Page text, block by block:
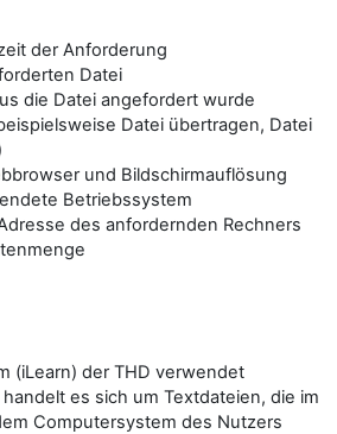
der Anforderung
Datei
die Datei angefordert wurde
Datei übertragen, Datei
und Bildschirmauflösung
Betriebssystem
des anfordernden Rechners
(iLearn) der THD verwendet
es sich um Textdateien, die im
Computersystem des Nutzers